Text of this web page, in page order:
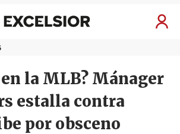
I
a
x
s
r
la MLB? Mánager
estalla contra
por obsceno